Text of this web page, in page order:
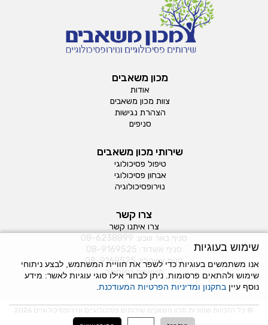
מכון משאבים
אודות
צוות מכון משאבים
הצהרת נגישות
סניפים
שירותי מכון משאבים
טיפול פסיכולוגי
אבחון פסיכולוגי
נוירופסיכולוגיה
צרו קשר
צרו איתנו קשר
סניף באר שבע: 08-6238899
סניף אשדוד: 08-9169525
סניף אשקלון: 08-9169525
משאבים בפייסבוק
© כל הזכויות שמורות מכון משאבים שירותים פסיכולוגיים ונוירופסיכולוגיים 2026
שימוש בעוגיות
אנו משתמשים בעוגיות כדי לשפר את חוויית המשתמש, לבצע ניתוחי
שימוש ולהתאים פרסומות. ניתן לבחור אילו סוגי עוגיות לאשר: מידע
נוסף עיין בתקנון ומדיניות הפרטיות המעודכנת.